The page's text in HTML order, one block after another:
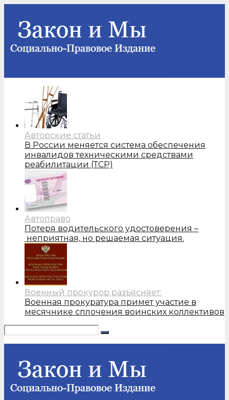
Авторские статьи
В России меняется система обеспечения
инвалидов техническими средствами
реабилитации (ТСР)
Автоправо
Потеря водительского удостоверения –
неприятная, но решаемая ситуация.
Военный прокурор разъясняет:
Военная прокуратура примет участие в
месячнике сплочения воинских коллективов